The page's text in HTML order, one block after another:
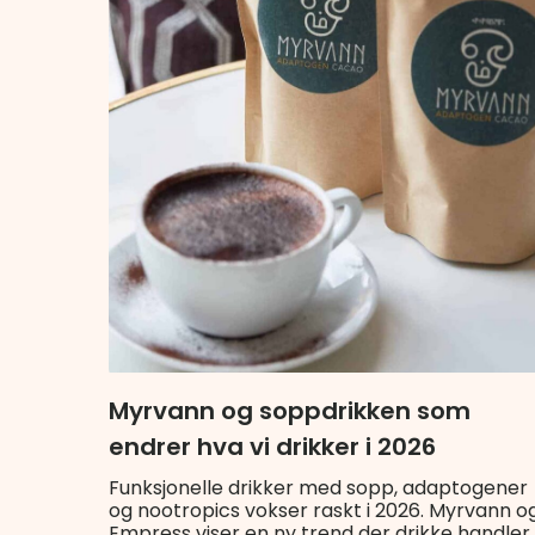
Myrvann og soppdrikken som
endrer hva vi drikker i 2026
Funksjonelle drikker med sopp, adaptogener
og nootropics vokser raskt i 2026. Myrvann